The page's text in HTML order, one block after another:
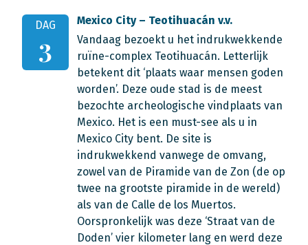
DAG
3
Mexico City – Teotihuacán v.v.
Vandaag bezoekt u het indrukwekkende
ruïne-complex Teotihuacán. Letterlijk
betekent dit ‘plaats waar mensen goden
worden’. Deze oude stad is de meest
bezochte archeologische vindplaats van
Mexico. Het is een must-see als u in
Mexico City bent. De site is
indrukwekkend vanwege de omvang,
zowel van de Piramide van de Zon (de op
twee na grootste piramide in de wereld)
als van de Calle de los Muertos.
Oorspronkelijk was deze ‘Straat van de
Doden’ vier kilometer lang en werd deze